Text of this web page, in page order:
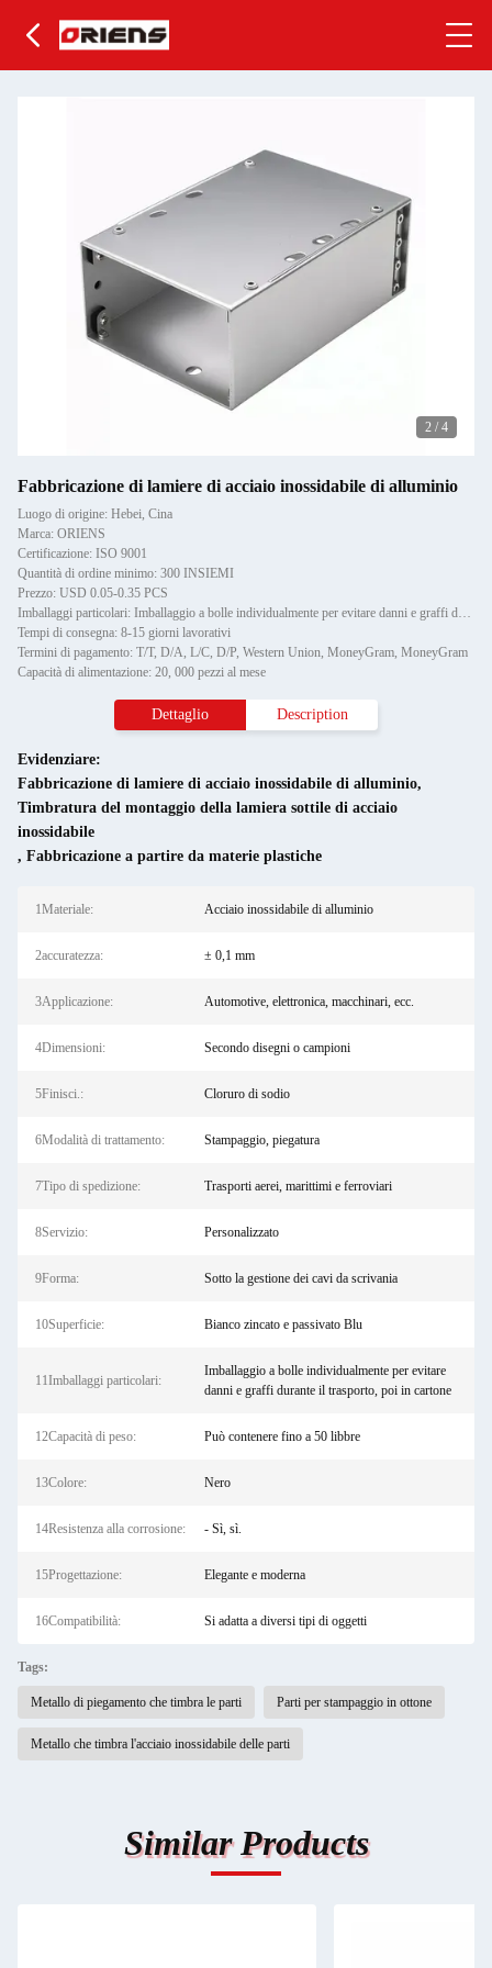
2 / 4
Fabbricazione di lamiere di acciaio inossidabile di alluminio
Luogo di origine: Hebei, Cina
Marca: ORIENS
Certificazione: ISO 9001
Quantità di ordine minimo: 300 INSIEMI
Prezzo: USD 0.05-0.35 PCS
Imballaggi particolari: Imballaggio a bolle individualmente per evitare danni e graffi durante il trasporto, poi in cartone
Tempi di consegna: 8-15 giorni lavorativi
Termini di pagamento: T/T, D/A, L/C, D/P, Western Union, MoneyGram, MoneyGram
Capacità di alimentazione: 20, 000 pezzi al mese
Dettaglio Description
Evidenziare:
Fabbricazione di lamiere di acciaio inossidabile di alluminio,
Timbratura del montaggio della lamiera sottile di acciaio
inossidabile
, Fabbricazione a partire da materie plastiche
1Materiale: Acciaio inossidabile di alluminio
2accuratezza: ± 0,1 mm
3Applicazione: Automotive, elettronica, macchinari, ecc.
4Dimensioni: Secondo disegni o campioni
5Finisci.: Cloruro di sodio
6Modalità di trattamento: Stampaggio, piegatura
7Tipo di spedizione: Trasporti aerei, marittimi e ferroviari
8Servizio: Personalizzato
9Forma: Sotto la gestione dei cavi da scrivania
10Superficie: Bianco zincato e passivato Blu
11Imballaggi particolari:
Imballaggio a bolle individualmente per evitare
danni e graffi durante il trasporto, poi in cartone
12Capacità di peso: Può contenere fino a 50 libbre
13Colore: Nero
14Resistenza alla corrosione: - Sì, sì.
15Progettazione: Elegante e moderna
16Compatibilità: Si adatta a diversi tipi di oggetti
Tags:
Metallo di piegamento che timbra le parti Parti per stampaggio in ottone
Metallo che timbra l'acciaio inossidabile delle parti
Similar Products